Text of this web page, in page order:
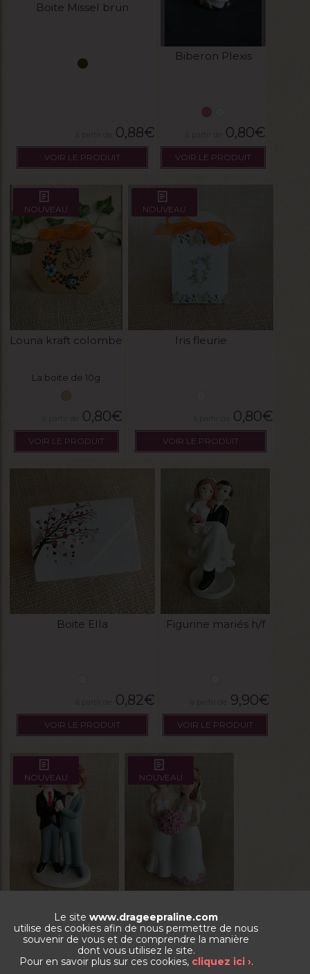
Boite Missel brun
0,88€
VOIR LE PRODUIT
Biberon Plexis
0,80€
VOIR LE PRODUIT
NOUVEAU
Louna kraft colombe
La boite de 10g
0,80€
VOIR LE PRODUIT
NOUVEAU
Iris fleurie
0,80€
VOIR LE PRODUIT
Boite Ella
0,82€
VOIR LE PRODUIT
Figurine mariés h/f
9,90€
VOIR LE PRODUIT
NOUVEAU NOUVEAU
La boite de 200g
Le site www.drageepraline.com
utilise des cookies afin de nous permettre de nous
souvenir de vous et de comprendre la manière
dont vous utilisez le site.
Pour en savoir plus sur ces cookies, cliquez ici ›.